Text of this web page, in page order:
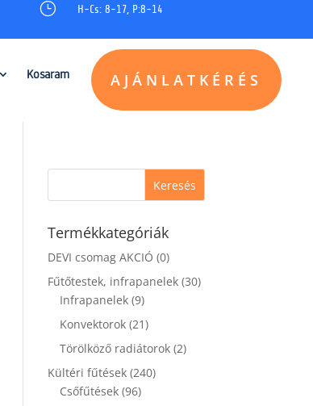
} H-Cs: 8-17, P:8-14
Kosaram AJÁNLATKÉRÉS
Termékkategóriák
DEVI csomag AKCIÓ (0)
Fűtőtestek, infrapanelek (30)
Infrapanelek (9)
Konvektorok (21)
Törölköző radiátorok (2)
Kültéri fűtések (240)
Csőfűtések (96)